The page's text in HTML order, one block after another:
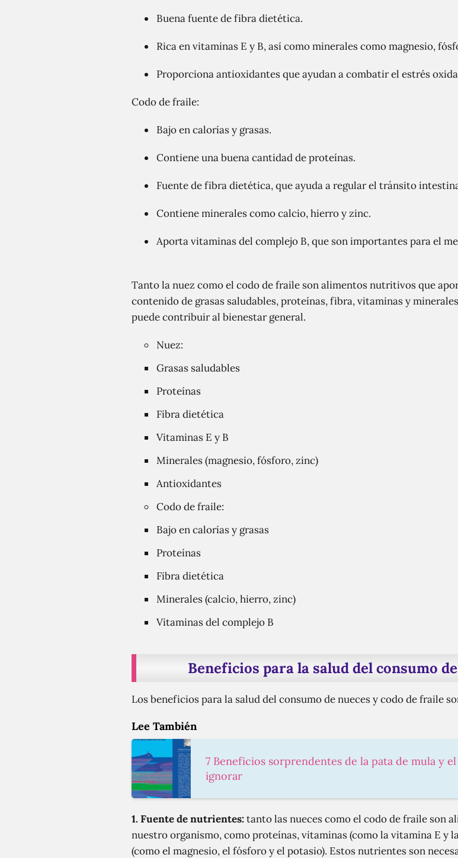
Buena fuente de fibra dietética.
Rica en vitaminas E y B, así como minerales como magnesio,
Proporciona antioxidantes que ayudan a combatir el estrés
Codo de fraile:
Bajo en calorías y grasas.
Contiene una buena cantidad de proteínas.
Fuente de fibra dietética, que ayuda a regular el tránsito
Contiene minerales como calcio, hierro y zinc.
Aporta vitaminas del complejo B, que son importantes para el
Tanto la nuez como el codo de fraile son alimentos nutritivos que
contenido de grasas saludables, proteínas, fibra, vitaminas y
puede contribuir al bienestar general.
Nuez:
Grasas saludables
Proteínas
Fibra dietética
Vitaminas E y B
Minerales (magnesio, fósforo, zinc)
Antioxidantes
Codo de fraile:
Bajo en calorías y grasas
Proteínas
Fibra dietética
Minerales (calcio, hierro, zinc)
Vitaminas del complejo B
Beneficios para la salud del consumo
Los beneficios para la salud del consumo de nueces y codo de fraile
Lee También
7 Beneficios sorprendentes de la pata de mula y
ignorar
1. Fuente de nutrientes:tanto las nueces como el codo de fraile son
nuestro organismo, como proteínas, vitaminas (como la vitamina E y
(como el magnesio, el fósforo y el potasio). Estos nutrientes son